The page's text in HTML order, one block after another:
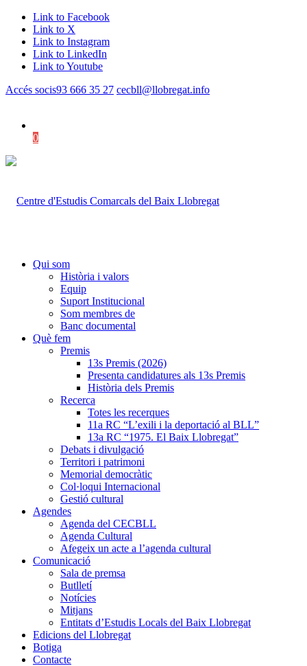
Link to Facebook
Link to X
Link to Instagram
Link to LinkedIn
Link to Youtube
Accés socis93 666 35 27 cecbll@llobregat.info
0
Qui som
Història i valors
Equip
Suport Institucional
Som membres de
Banc documental
Què fem
Premis
13s Premis (2026)
Presenta candidatures als 13s Premis
Història dels Premis
Recerca
Totes les recerques
11a RC “L’exili i la deportació al BLL”
13a RC “1975. El Baix Llobregat”
Debats i divulgació
Territori i patrimoni
Memorial democràtic
Col·loqui Internacional
Gestió cultural
Agendes
Agenda del CECBLL
Agenda Cultural
Afegeix un acte a l’agenda cultural
Comunicació
Sala de premsa
Butlletí
Notícies
Mitjans
Entitats d’Estudis Locals del Baix Llobregat
Edicions del Llobregat
Botiga
Contacte